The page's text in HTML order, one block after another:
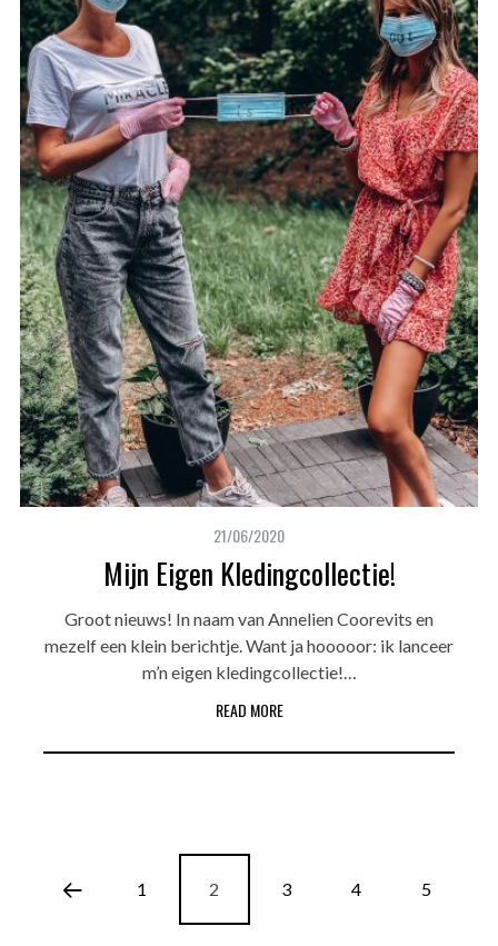
21/06/2020
Mijn Eigen Kledingcollectie!
Groot nieuws! In naam van Annelien Coorevits en
mezelf een klein berichtje. Want ja hooooor: ik lanceer
m’n eigen kledingcollectie!…
READ MORE
1 2 3 4 5